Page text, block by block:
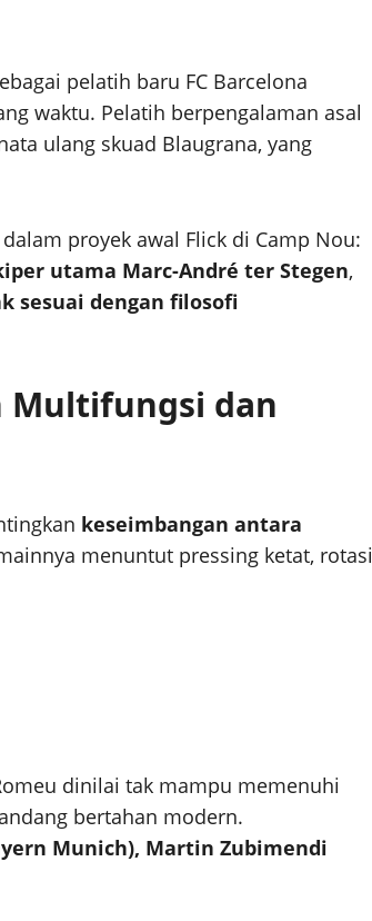
pelatih baru FC Barcelona
waktu. Pelatih berpengalaman asal
ulang skuad Blaugrana, yang
proyek awal Flick di Camp Nou:
utama Marc-André ter Stegen,
sesuai dengan filosofi
Multifungsi dan
keseimbangan antara
menuntut pressing ketat, rotasi
dinilai tak mampu memenuhi
bertahan modern.
Munich), Martin Zubimendi